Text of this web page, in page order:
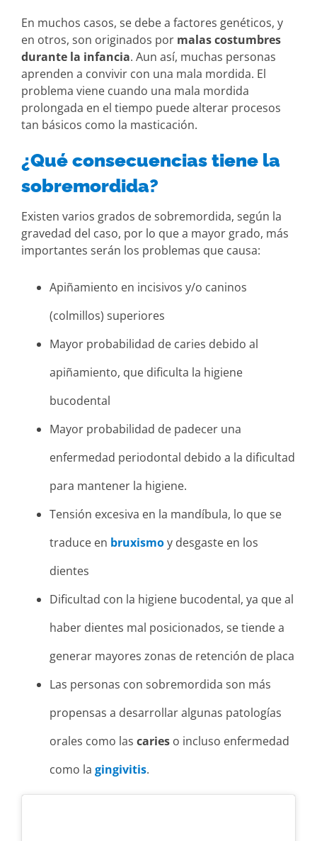
En muchos casos, se debe a factores genéticos, y
en otros, son originados por malas costumbres
durante la infancia. Aun así, muchas personas
aprenden a convivir con una mala mordida. El
problema viene cuando una mala mordida
prolongada en el tiempo puede alterar procesos
tan básicos como la masticación.
¿Qué consecuencias tiene la
sobremordida?
Existen varios grados de sobremordida, según la
gravedad del caso, por lo que a mayor grado, más
importantes serán los problemas que causa:
Apiñamiento en incisivos y/o caninos
(colmillos) superiores
Mayor probabilidad de caries debido al
apiñamiento, que dificulta la higiene
bucodental
Mayor probabilidad de padecer una
enfermedad periodontal debido a la dificultad
para mantener la higiene.
Tensión excesiva en la mandíbula, lo que se
traduce en bruxismoy desgaste en los
dientes
Dificultad con la higiene bucodental, ya que al
haber dientes mal posicionados, se tiende a
generar mayores zonas de retención de placa
Las personas con sobremordida son más
propensas a desarrollar algunas patologías
orales como las caries o incluso enfermedad
como la gingivitis.